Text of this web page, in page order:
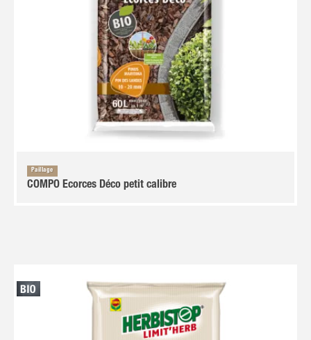
Paillage
COMPO Ecorces Déco petit calibre